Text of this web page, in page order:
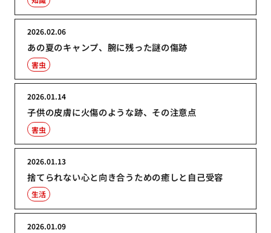
あの夏のキャンプ、腕に残った謎の傷跡
2026.02.06
害虫
子供の皮膚に火傷のような跡、その注意点
2026.01.14
害虫
捨てられない心と向き合うための癒しと自己受容
2026.01.13
生活
2026.01.09